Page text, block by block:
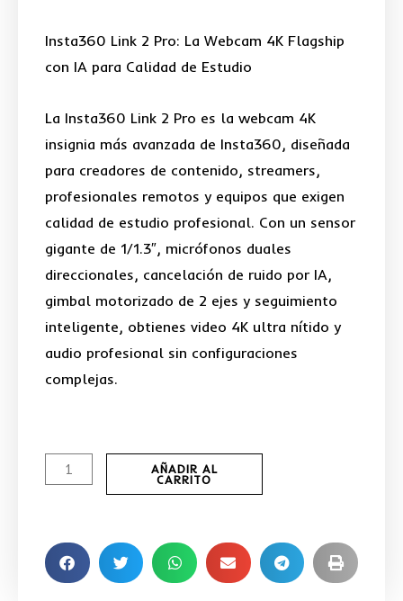
original
S/850.00.S/800.00.
Insta360 Link 2 Pro: La Webcam 4K Flagship
con IA para Calidad de Estudio
La Insta360 Link 2 Pro es la webcam 4K
insignia más avanzada de Insta360, diseñada
para creadores de contenido, streamers,
profesionales remotos y equipos que exigen
calidad de estudio profesional. Con un sensor
gigante de 1/1.3″, micrófonos duales
direccionales, cancelación de ruido por IA,
gimbal motorizado de 2 ejes y seguimiento
inteligente, obtienes video 4K ultra nítido y
audio profesional sin configuraciones
complejas.
Insta360
Link
–
Webcam
AÑADIR AL
CARRITO